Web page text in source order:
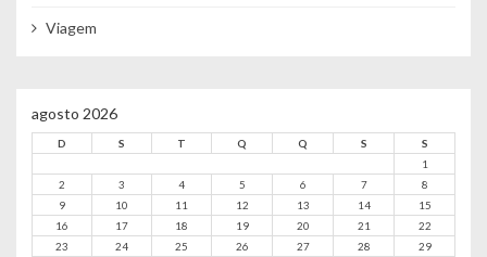
Viagem
agosto 2026
D S T Q Q S S
1
2
3 4 5 6 7
8
9
10 11 12 13 14
15
16
17 18 19 20 21
22
23
24 25 26 27 28
29